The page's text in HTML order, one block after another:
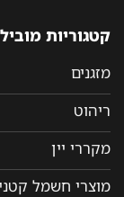
קטגוריות
מזגנים
ריהוט
מקררי יין
מוצרי חשמל